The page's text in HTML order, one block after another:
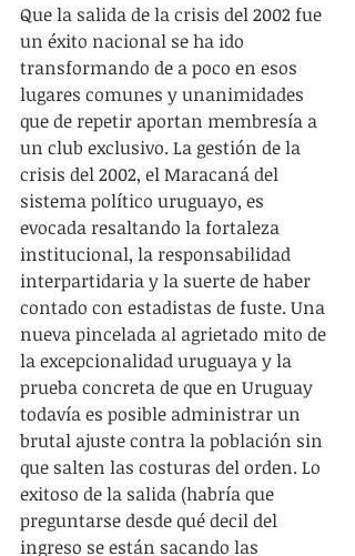
Que la salida de la crisis del 2002 fue
un éxito nacional se ha ido
transformando de a poco en esos
lugares comunes y unanimidades
que de repetir aportan membresía a
un club exclusivo. La gestión de la
crisis del 2002, el Maracaná del
sistema político uruguayo, es
evocada resaltando la fortaleza
institucional, la responsabilidad
interpartidaria y la suerte de haber
contado con estadistas de fuste. Una
nueva pincelada al agrietado mito de
la excepcionalidad uruguaya y la
prueba concreta de que en Uruguay
todavía es posible administrar un
brutal ajuste contra la población sin
que salten las costuras del orden. Lo
exitoso de la salida (habría que
preguntarse desde qué decil del
ingreso se están sacando las